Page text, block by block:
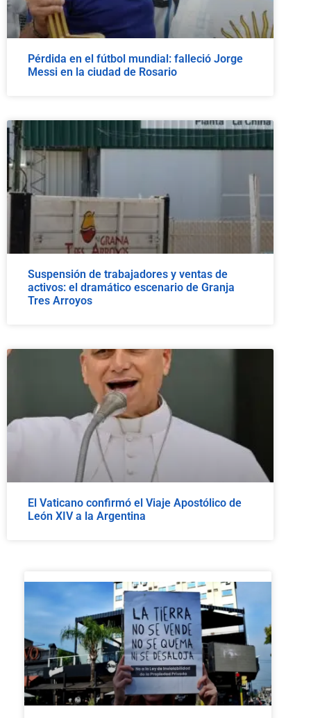
Pérdida en el fútbol mundial: falleció Jorge
Messi en la ciudad de Rosario
Suspensión de trabajadores y ventas de
activos: el dramático escenario de Granja
Tres Arroyos
El Vaticano confirmó el Viaje Apostólico de
León XIV a la Argentina